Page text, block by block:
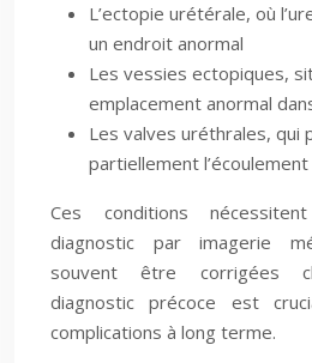
L’ectopie urétérale, où
un endroit anormal
Les vessies ectopiques,
emplacement anormal
Les valves uréthrales, qui
partiellement l’écoulement
Ces conditions
diagnostic par imagerie
souvent être corrigées
diagnostic précoce est
complications à long terme.